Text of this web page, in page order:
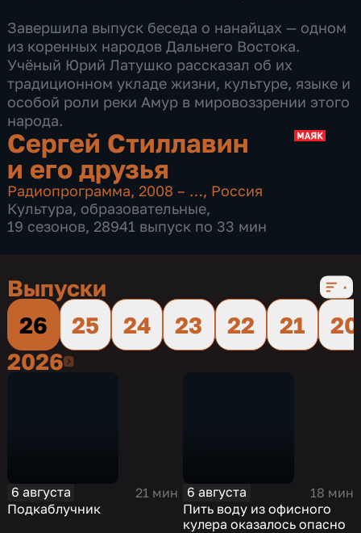
Завершила выпуск беседа о нанайцах — одном
из коренных народов Дальнего Востока.
Учёный Юрий Латушко рассказал об их
традиционном укладе жизни, культуре, языке и
особой роли реки Амур в мировоззрении этого
народа.
Сергей Стиллавин
и его друзья
Радиопрограмма,2008 – …, Россия
Культура, образовательные,
19 сезонов, 28941 выпуск по 33 мин
Выпуски
26
25 24 23 22 21
20
20262026
6 августа
21 мин
Подкаблучник
6 августа
18 мин
Пить воду из офисного
кулера оказалось опасно